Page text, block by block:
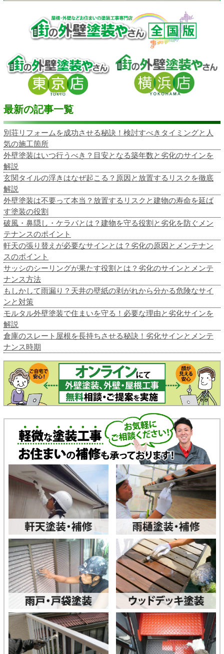
最新の記事一覧
別荘リフォームを成功させる秘訣！検討すべきタイミングと人
気の施工箇所
外壁塗装はいつ行うべき？目安となる築年数と劣化のサインを
解説
玄関タイルの浮きはなぜ起こる？原因と放置するリスクを徹底
解説
外壁塗装は不要って本当？放置するリスクと建物の寿命を延ば
す塗装の役割
破風・鼻隠し・ケラバとは？建物を守る役割と劣化を防ぐメン
テナンスのポイント
軒天の張り替えが必要なサインとは？劣化の原因とメンテナン
スのポイント
サッシのシーリングが果たす役割とは？劣化のサインとメンテ
ナンス方法
もしかして雨漏り？天井の壁紙の剥がれから分かる危険なサイ
ンと対策
モルタル外壁塗装で住まいを守る！必要な理由と劣化サインを
解説
倉庫のスレート屋根を長持ちさせる秘訣！劣化サインとメンテ
ナンス時期